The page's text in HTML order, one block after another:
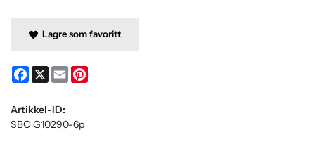
Lagre som favoritt
Facebook
X Email
Artikkel-ID:
SBO G10290-6p